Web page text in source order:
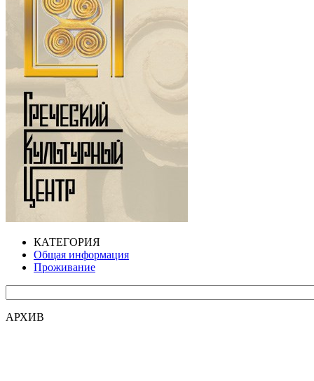
КАТЕГОРИЯ
Общая информация
Проживание
АРХИВ